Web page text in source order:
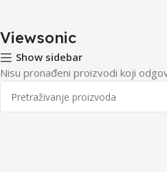
Viewsonic
Show sidebar
Nisu pronađeni proizvodi koji